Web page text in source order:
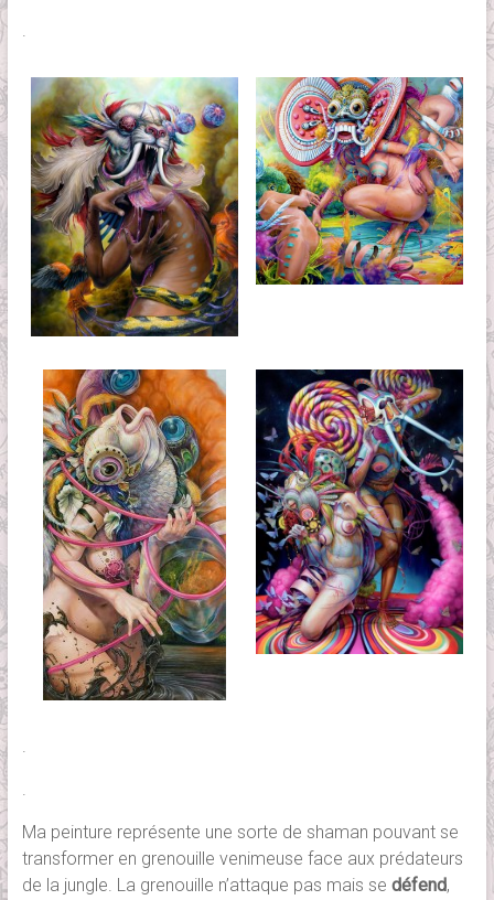
.
Ma peinture représente une sorte de shaman pouvant se
transformer en grenouille venimeuse face aux prédateurs
de la jungle. La grenouille n’attaque pas mais se défend,